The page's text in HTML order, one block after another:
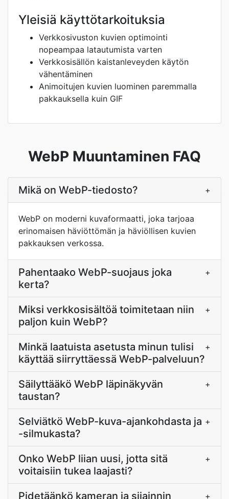
Yleisiä käyttötarkoituksia
Verkkosivuston kuvien optimointi
nopeampaa latautumista varten
Verkkosisällön kaistanleveyden käytön
vähentäminen
Animoitujen kuvien luominen paremmalla
pakkauksella kuin GIF
WebP Muuntaminen FAQ
Mikä on WebP-tiedosto? +
WebP on moderni kuvaformaatti, joka tarjoaa
erinomaisen häviöttömän ja häviöllisen kuvien
pakkauksen verkossa.
Pahentaako WebP-suojaus joka
kerta?
+
Miksi verkkosisältöä toimitetaan niin
paljon kuin WebP?
+
Minkä laatuista asetusta minun tulisi
käyttää siirryttäessä WebP-palveluun?
+
Säilyttääkö WebP läpinäkyvän
taustan?
+
Selviätkö WebP-kuva-ajankohdasta ja
-silmukasta?
+
Onko WebP liian uusi, jotta sitä
voitaisiin tukea laajasti?
+
Pidetäänkö kameran ja sijainnin
+